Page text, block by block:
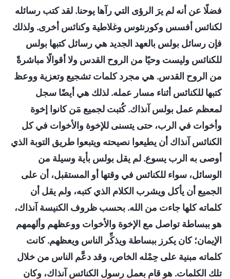
فضلًا عن أنه لم يرَ الرؤى التي رآها يوحنا. لقد كتب رسائله
لكنائس أفسس وكورنثوس وغلاطية وكنائس أخرى. ولذلك
فإن رسائل بولس بالعهد الجديد هي رسائل كتبها بولس
للكنائس وليست وحيًا من الروح القدس ولا أقوالًا مباشرةً
من الروح القدس. هي مجرد كلمات تشجيع وتعزية ووعظ
كتبها للكنائس أثناء مسار عمله. لذلك هي أيضًا سجل
لمعظم عمل بولس آنذاك. كُتبت لجميع مَن كانوا إخوة
وأخوات في الرب، حتى يتسنى للإخوة والأخوات في كل
الكنائس آنذاك أن يطيعوا نصيحته ويتبعوا طريق التوبة الذي
أوصى به الرب يسوع. لم يقل بولس بأية وسيلة من
الوسائل، سواء للكنائس في وقتها أو المستقبل، أن على
الجميع أن يأكل ويشرب الكلام الذي كتبه، ولم يقل أن
كلماته كلها جاءت من الله. بحسب ظروف الكنيسة آنذاك،
هو ببساطة تواصل مع الإخوة والأخوات ووعظهم وألهمهم
الإيمان؛ كان يكرز ببساطة ويذكِّر الناس ويعظهم. كانت
كلماته مبنية على حِمْله الخاص، وقد دعَّم الناس من خلال
تلك الكلمات. هو قام بعمل رسول الكنائس آنذاك، وكان